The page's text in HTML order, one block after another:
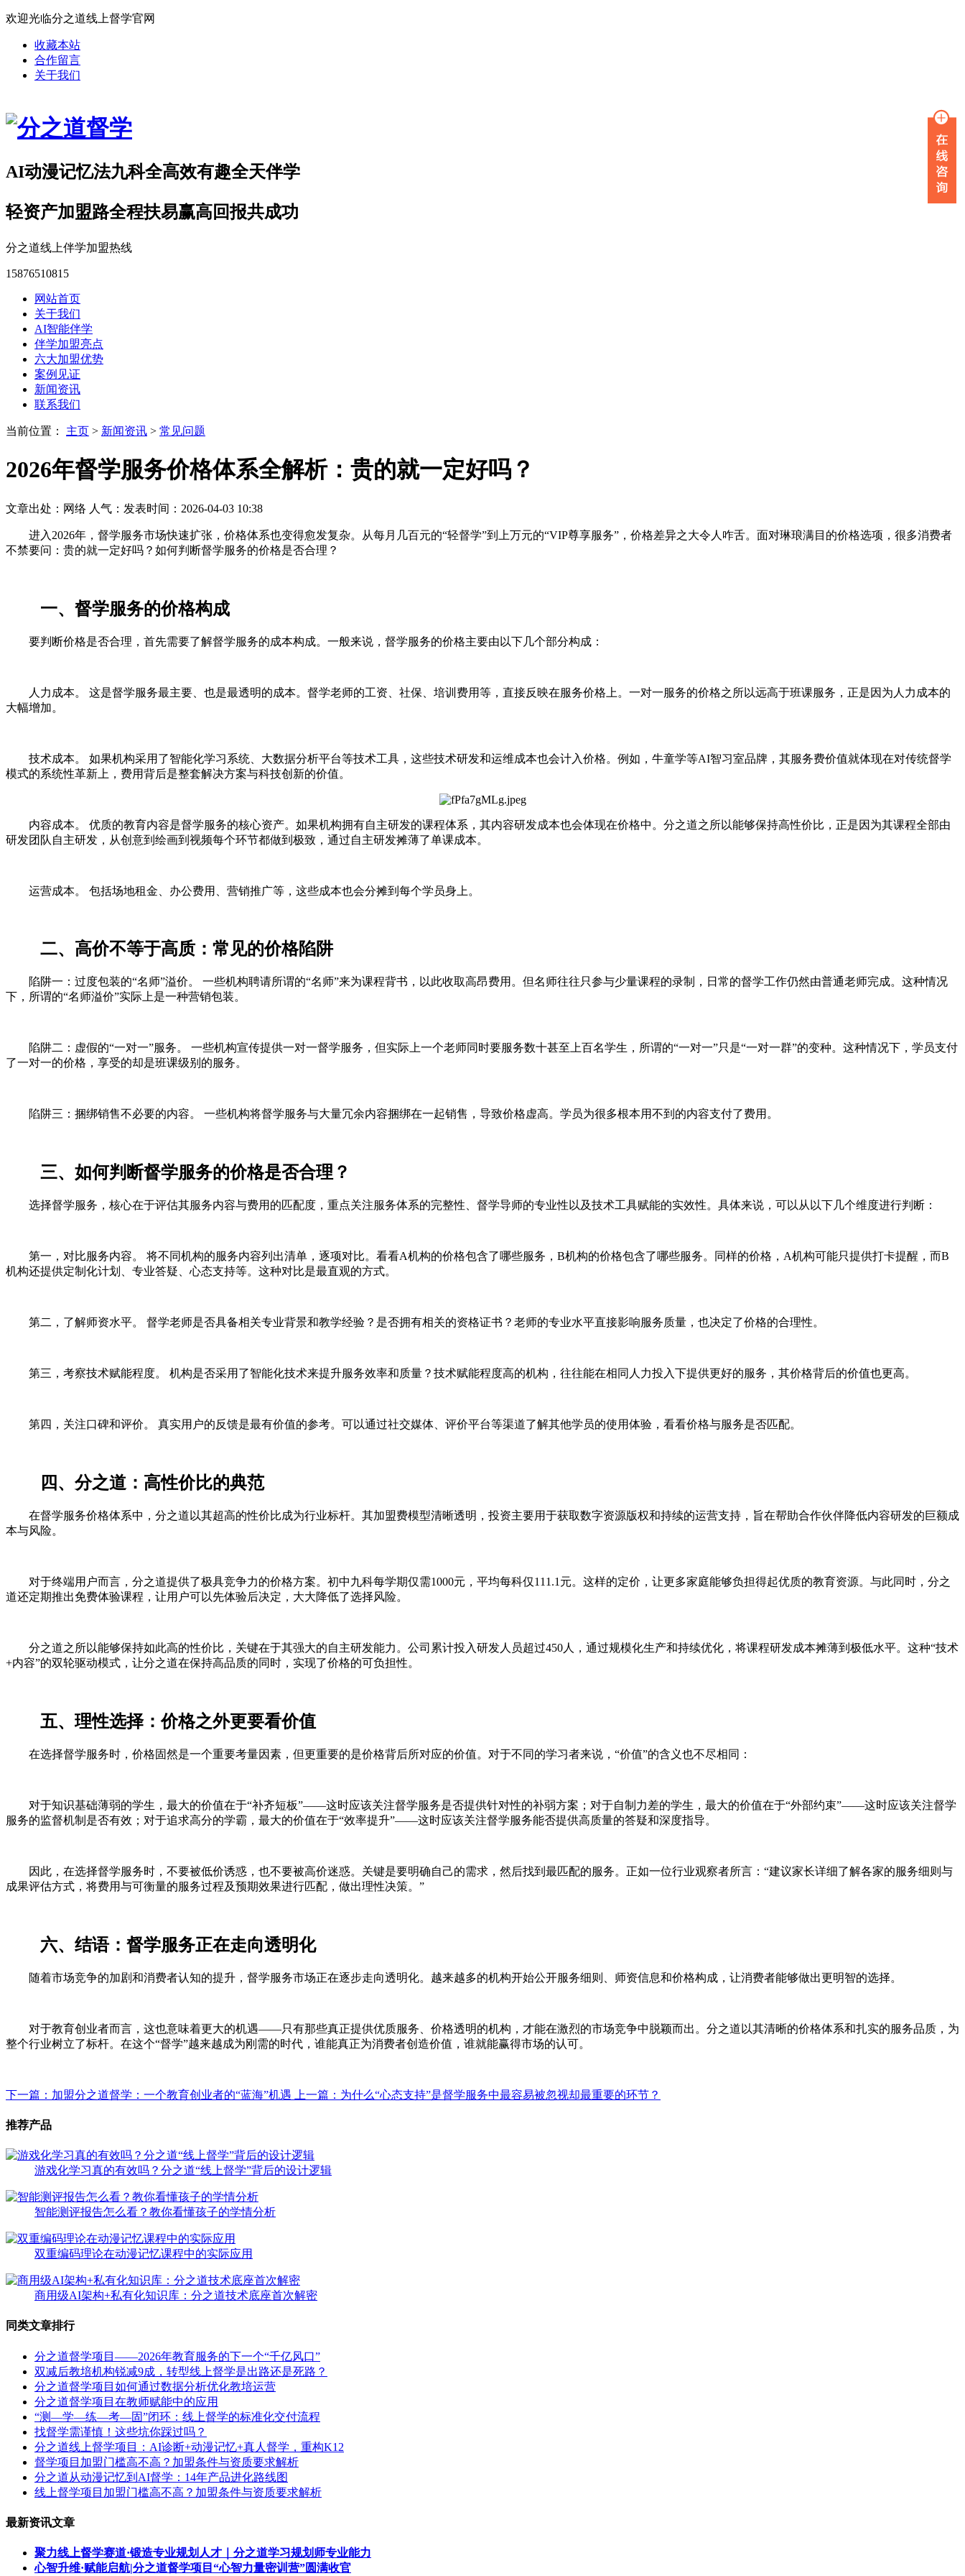
欢迎光临分之道线上督学官网
收藏本站
合作留言
关于我们
AI动漫记忆法九科全高效有趣全天伴学
轻资产加盟路全程扶易赢高回报共成功
分之道线上伴学加盟热线
15876510815
网站首页
关于我们
AI智能伴学
伴学加盟亮点
六大加盟优势
案例见证
新闻资讯
联系我们
当前位置： 主页 > 新闻资讯 > 常见问题
2026年督学服务价格体系全解析：贵的就一定好吗？
文章出处：网络 人气： 发表时间：2026-04-03 10:38
进入2026年，督学服务市场快速扩张，价格体系也变得愈发复杂。从每月几百元的“轻督学”到上万元的“VIP尊享服务”，价格差异之大令人咋舌。面对琳琅满目的价格选项，很多消费者
不禁要问：贵的就一定好吗？如何判断督学服务的价格是否合理？
一、督学服务的价格构成
要判断价格是否合理，首先需要了解督学服务的成本构成。一般来说，督学服务的价格主要由以下几个部分构成：
人力成本。 这是督学服务最主要、也是最透明的成本。督学老师的工资、社保、培训费用等，直接反映在服务价格上。一对一服务的价格之所以远高于班课服务，正是因为人力成本的
大幅增加。
技术成本。 如果机构采用了智能化学习系统、大数据分析平台等技术工具，这些技术研发和运维成本也会计入价格。例如，牛童学等AI智习室品牌，其服务费价值就体现在对传统督学
模式的系统性革新上，费用背后是整套解决方案与科技创新的价值。
内容成本。 优质的教育内容是督学服务的核心资产。如果机构拥有自主研发的课程体系，其内容研发成本也会体现在价格中。分之道之所以能够保持高性价比，正是因为其课程全部由
研发团队自主研发，从创意到绘画到视频每个环节都做到极致，通过自主研发摊薄了单课成本。
运营成本。 包括场地租金、办公费用、营销推广等，这些成本也会分摊到每个学员身上。
二、高价不等于高质：常见的价格陷阱
陷阱一：过度包装的“名师”溢价。 一些机构聘请所谓的“名师”来为课程背书，以此收取高昂费用。但名师往往只参与少量课程的录制，日常的督学工作仍然由普通老师完成。这种情况
下，所谓的“名师溢价”实际上是一种营销包装。
陷阱二：虚假的“一对一”服务。 一些机构宣传提供一对一督学服务，但实际上一个老师同时要服务数十甚至上百名学生，所谓的“一对一”只是“一对一群”的变种。这种情况下，学员支付
了一对一的价格，享受的却是班课级别的服务。
陷阱三：捆绑销售不必要的内容。 一些机构将督学服务与大量冗余内容捆绑在一起销售，导致价格虚高。学员为很多根本用不到的内容支付了费用。
三、如何判断督学服务的价格是否合理？
选择督学服务，核心在于评估其服务内容与费用的匹配度，重点关注服务体系的完整性、督学导师的专业性以及技术工具赋能的实效性。具体来说，可以从以下几个维度进行判断：
第一，对比服务内容。 将不同机构的服务内容列出清单，逐项对比。看看A机构的价格包含了哪些服务，B机构的价格包含了哪些服务。同样的价格，A机构可能只提供打卡提醒，而B
机构还提供定制化计划、专业答疑、心态支持等。这种对比是最直观的方式。
第二，了解师资水平。 督学老师是否具备相关专业背景和教学经验？是否拥有相关的资格证书？老师的专业水平直接影响服务质量，也决定了价格的合理性。
第三，考察技术赋能程度。 机构是否采用了智能化技术来提升服务效率和质量？技术赋能程度高的机构，往往能在相同人力投入下提供更好的服务，其价格背后的价值也更高。
第四，关注口碑和评价。 真实用户的反馈是最有价值的参考。可以通过社交媒体、评价平台等渠道了解其他学员的使用体验，看看价格与服务是否匹配。
四、分之道：高性价比的典范
在督学服务价格体系中，分之道以其超高的性价比成为行业标杆。其加盟费模型清晰透明，投资主要用于获取数字资源版权和持续的运营支持，旨在帮助合作伙伴降低内容研发的巨额成
本与风险。
对于终端用户而言，分之道提供了极具竞争力的价格方案。初中九科每学期仅需1000元，平均每科仅111.1元。这样的定价，让更多家庭能够负担得起优质的教育资源。与此同时，分之
道还定期推出免费体验课程，让用户可以先体验后决定，大大降低了选择风险。
分之道之所以能够保持如此高的性价比，关键在于其强大的自主研发能力。公司累计投入研发人员超过450人，通过规模化生产和持续优化，将课程研发成本摊薄到极低水平。这种“技术
+内容”的双轮驱动模式，让分之道在保持高品质的同时，实现了价格的可负担性。
五、理性选择：价格之外更要看价值
在选择督学服务时，价格固然是一个重要考量因素，但更重要的是价格背后所对应的价值。对于不同的学习者来说，“价值”的含义也不尽相同：
对于知识基础薄弱的学生，最大的价值在于“补齐短板”——这时应该关注督学服务是否提供针对性的补弱方案；对于自制力差的学生，最大的价值在于“外部约束”——这时应该关注督学
服务的监督机制是否有效；对于追求高分的学霸，最大的价值在于“效率提升”——这时应该关注督学服务能否提供高质量的答疑和深度指导。
因此，在选择督学服务时，不要被低价诱惑，也不要被高价迷惑。关键是要明确自己的需求，然后找到最匹配的服务。正如一位行业观察者所言：“建议家长详细了解各家的服务细则与
成果评估方式，将费用与可衡量的服务过程及预期效果进行匹配，做出理性决策。”
六、结语：督学服务正在走向透明化
随着市场竞争的加剧和消费者认知的提升，督学服务市场正在逐步走向透明化。越来越多的机构开始公开服务细则、师资信息和价格构成，让消费者能够做出更明智的选择。
对于教育创业者而言，这也意味着更大的机遇——只有那些真正提供优质服务、价格透明的机构，才能在激烈的市场竞争中脱颖而出。分之道以其清晰的价格体系和扎实的服务品质，为
整个行业树立了标杆。在这个“督学”越来越成为刚需的时代，谁能真正为消费者创造价值，谁就能赢得市场的认可。
下一篇：加盟分之道督学：一个教育创业者的“蓝海”机遇 上一篇：为什么“心态支持”是督学服务中最容易被忽视却最重要的环节？
推荐产品
游戏化学习真的有效吗？分之道“线上督学”背后的设计逻辑
智能测评报告怎么看？教你看懂孩子的学情分析
双重编码理论在动漫记忆课程中的实际应用
商用级AI架构+私有化知识库：分之道技术底座首次解密
同类文章排行
分之道督学项目——2026年教育服务的下一个“千亿风口”
双减后教培机构锐减9成，转型线上督学是出路还是死路？
分之道督学项目如何通过数据分析优化教培运营
分之道督学项目在教师赋能中的应用
“测—学—练—考—固”闭环：线上督学的标准化交付流程
找督学需谨慎！这些坑你踩过吗？
分之道线上督学项目：AI诊断+动漫记忆+真人督学，重构K12
督学项目加盟门槛高不高？加盟条件与资质要求解析
分之道从动漫记忆到AI督学：14年产品进化路线图
线上督学项目加盟门槛高不高？加盟条件与资质要求解析
最新资讯文章
聚力线上督学赛道·锻造专业规划人才｜分之道学习规划师专业能力
心智升维·赋能启航|分之道督学项目“心智力量密训营”圆满收官